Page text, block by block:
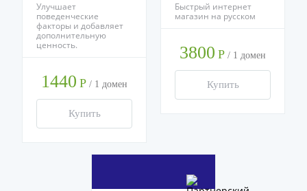
Улучшает
поведенческие
факторы и добавляет
дополнительную
ценность.
1440 Р / 1 домен
Купить
Быстрый интернет
магазин на русском
3800 Р / 1 домен
Купить